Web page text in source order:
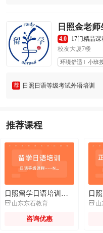
日照金老师
4.0
17门精品课
校友大厦7楼
环境舒适 小班
荐 日照日语等级考试外语培训
推荐课程
日照留学日语培训课程
 山东东石教育
咨询优惠
 山